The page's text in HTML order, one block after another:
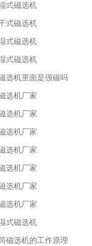
式磁选机
式磁选机
式磁选机
式磁选机
选机里面是强磁吗
选机厂家
选机厂家
选机厂家
选机厂家
选机厂家
选机厂家
选机厂家
式磁选机
磁选机的工作原理